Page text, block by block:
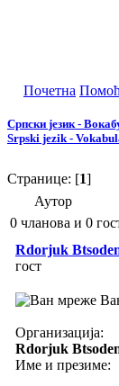
Почетна Помоћ
Српски језик -
Srpski jezik -
Странице: [1]
Аутор
0 чланова и 0
Rdorjuk
гост
Организација:
Rdorjuk
Име и презиме: